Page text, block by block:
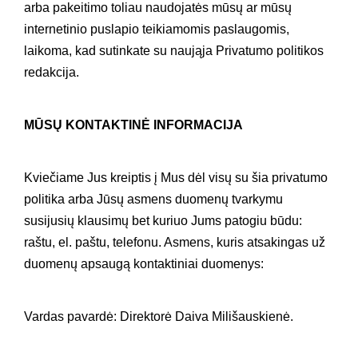
arba pakeitimo toliau naudojatės mūsų ar mūsų
internetinio puslapio teikiamomis paslaugomis,
laikoma, kad sutinkate su naująja Privatumo politikos
redakcija.
MŪSŲ KONTAKTINĖ INFORMACIJA
Kviečiame Jus kreiptis į Mus dėl visų su šia privatumo
politika arba Jūsų asmens duomenų tvarkymu
susijusių klausimų bet kuriuo Jums patogiu būdu:
raštu, el. paštu, telefonu. Asmens, kuris atsakingas už
duomenų apsaugą kontaktiniai duomenys:
Vardas pavardė: Direktorė Daiva Milišauskienė.